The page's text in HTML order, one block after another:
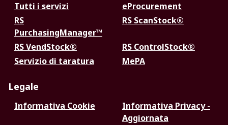
Tutti i servizi
eProcurement
RS
PurchasingManager™
RS ScanStock®
RS VendStock®
RS ControlStock®
Servizio di taratura
MePA
Legale
Informativa Cookie
Informativa Privacy -
Aggiornata